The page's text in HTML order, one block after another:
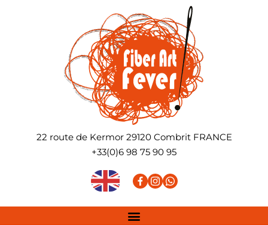
22 route de Kermor 29120 Combrit FRANCE
+33(0)6 98 75 90 95